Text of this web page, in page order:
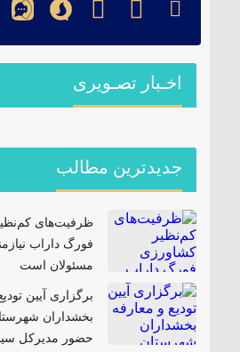
اخـبار تصـویری
جدیدترین مطالب
ظرفیت‌های
فورگ داراب
مسئولان است
برگزاری آیین
بخشداران
حضور مدیرکل